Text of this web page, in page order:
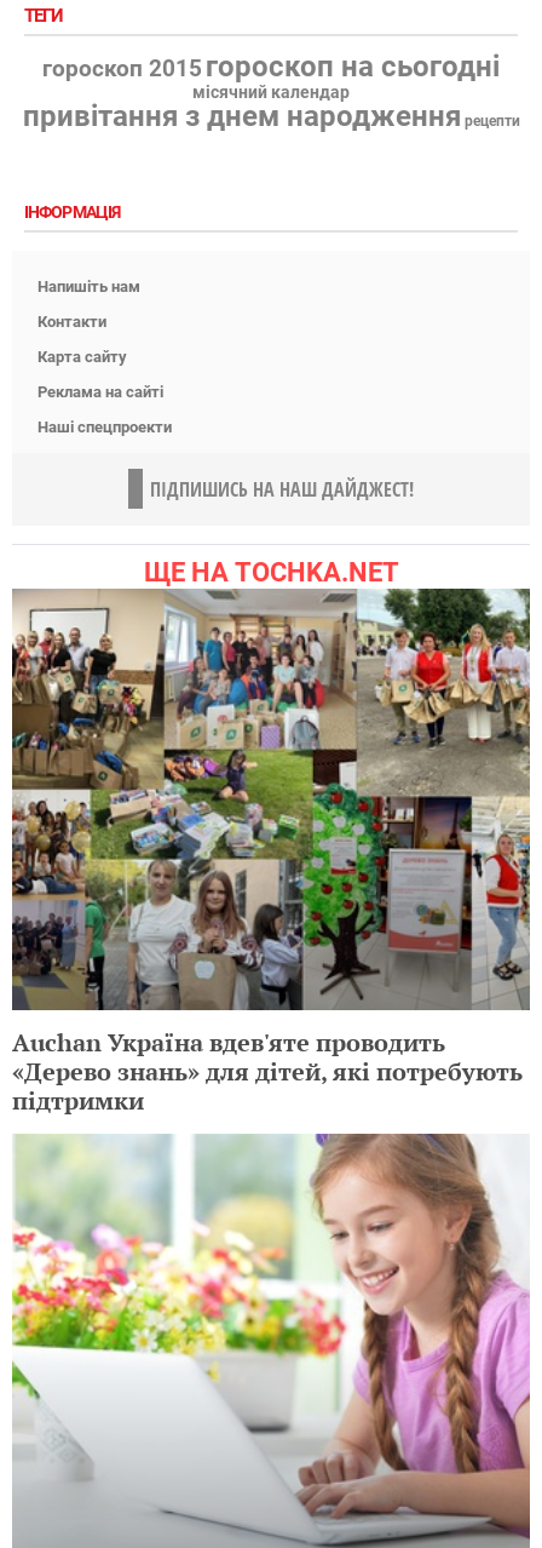
ТЕГИ
гороскоп 2015 гороскоп на сьогодні
місячний календар
привітання з днем народження рецепти
ІНФОРМАЦІЯ
Напишіть нам
Контакти
Карта сайту
Реклама на сайті
Наші спецпроекти
ПІДПИШИСЬ НА НАШ ДАЙДЖЕСТ!
ЩЕ НА TOCHKA.NET
Auchan Україна вдев'яте проводить
«Дерево знань» для дітей, які потребують
підтримки